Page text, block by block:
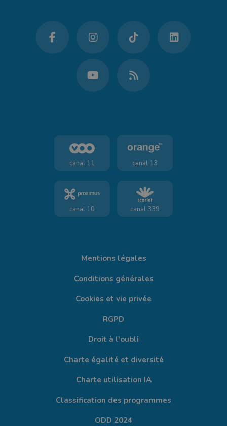
canal 11 canal 13
canal 10 canal 339
Mentions légales
Conditions générales
Cookies et vie privée
RGPD
Droit à l'oubli
Charte égalité et diversité
Charte utilisation IA
Classification des programmes
ODD 2024